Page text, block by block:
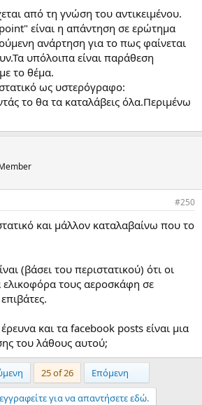
από τη γνώση του αντικειμένου.
είναι η απάντηση σε ερώτημα
ανάρτηση για το πως φαίνεται
υπόλοιπα είναι παράθεση
το θέμα.
ως υστερόγραφο:
το θα τα καταλάβεις όλα.Περιμένω
#250
και μάλλον καταλαβαίνω που το
(βάσει του περιστατικού) ότι οι
ελικοφόρα τους αεροσκάφη σε
και τα facebook posts είναι μια
του λάθους αυτού;
25 of 26 Επόμενη
για να απαντήσετε εδώ.